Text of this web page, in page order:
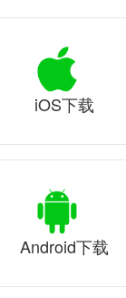
iOS下载
Android下载